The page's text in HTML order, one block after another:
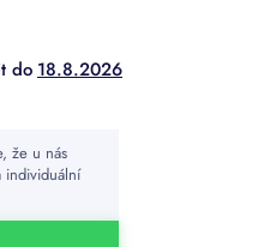
18.8.2026
že u nás
individuální